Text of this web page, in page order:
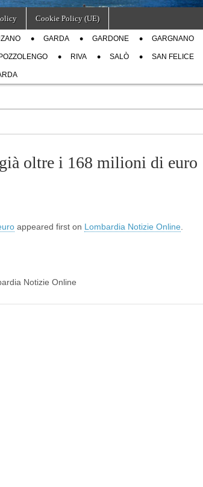
Cookie Policy (UE)
GARDA GARDONE GARGNANO
POZZOLENGO RIVA SALÒ SAN FELICE
oltre i 168 milioni di euro
appeared first on Lombardia Notizie Online
Notizie Online